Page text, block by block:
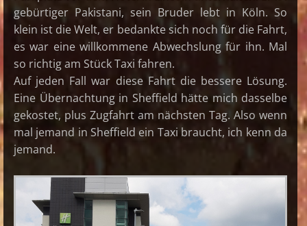
gebürtiger Pakistani, sein Bruder lebt in Köln. So
klein ist die Welt, er bedankte sich noch für die Fahrt,
es war eine willkommene Abwechslung für ihn. Mal
so richtig am Stück Taxi fahren.
Auf jeden Fall war diese Fahrt die bessere Lösung.
Eine Übernachtung in Sheffield hätte mich dasselbe
gekostet, plus Zugfahrt am nächsten Tag. Also wenn
mal jemand in Sheffield ein Taxi braucht, ich kenn da
jemand.